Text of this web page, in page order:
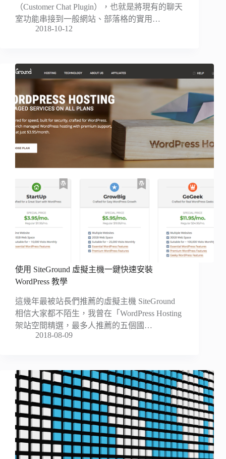
（Customer Chat Plugin），也就是將現有的聊天
室功能串接到一般網站、部落格的實用…
2018-10-12
使用 SiteGround 虛擬主機一鍵快速安裝
WordPress 教學
這幾年最被站長們推薦的虛擬主機 SiteGround
相信大家都不陌生，我曾在「WordPress Hosting
架站空間精選，最多人推薦的五個國…
2018-08-09